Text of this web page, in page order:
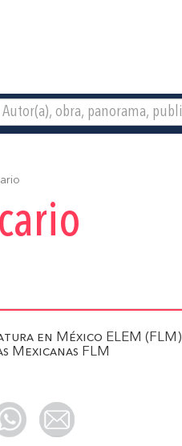
en México ELEM (FLM)
Mexicanas FLM